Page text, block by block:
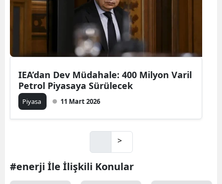
IEA’dan Dev Müdahale: 400 Milyon Varil
Petrol Piyasaya Sürülecek
Piyasa 11 Mart 2026
>
#enerji İle İlişkili Konular